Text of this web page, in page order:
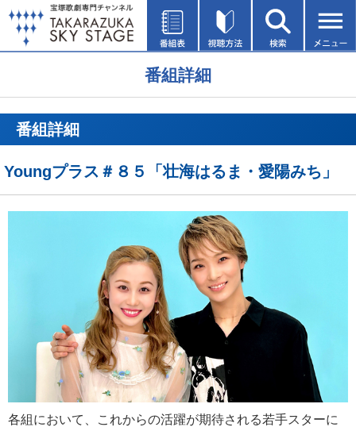
番組詳細
番組詳細
Youngプラス＃８５「壮海はるま・愛陽みち」
各組において、これからの活躍が期待される若手スターに